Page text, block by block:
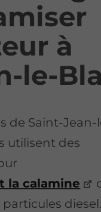
à
le-
de Saint-Jean-
utilisent des
la calamine